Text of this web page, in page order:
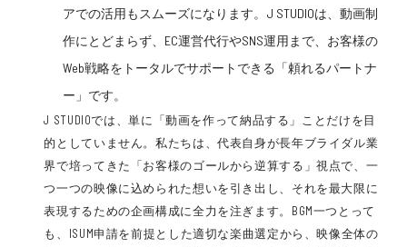
アでの活用もスムーズになります。J STUDIOは、動画制
作にとどまらず、EC運営代行やSNS運用まで、お客様の
Web戦略をトータルでサポートできる「頼れるパートナ
ー」です。
J STUDIOでは、単に「動画を作って納品する」ことだけを目
的としていません。私たちは、代表自身が長年ブライダル業
界で培ってきた「お客様のゴールから逆算する」視点で、一
つ一つの映像に込められた想いを引き出し、それを最大限に
表現するための企画構成に全力を注ぎます。BGM一つとって
も、ISUM申請を前提とした適切な楽曲選定から、映像全体の